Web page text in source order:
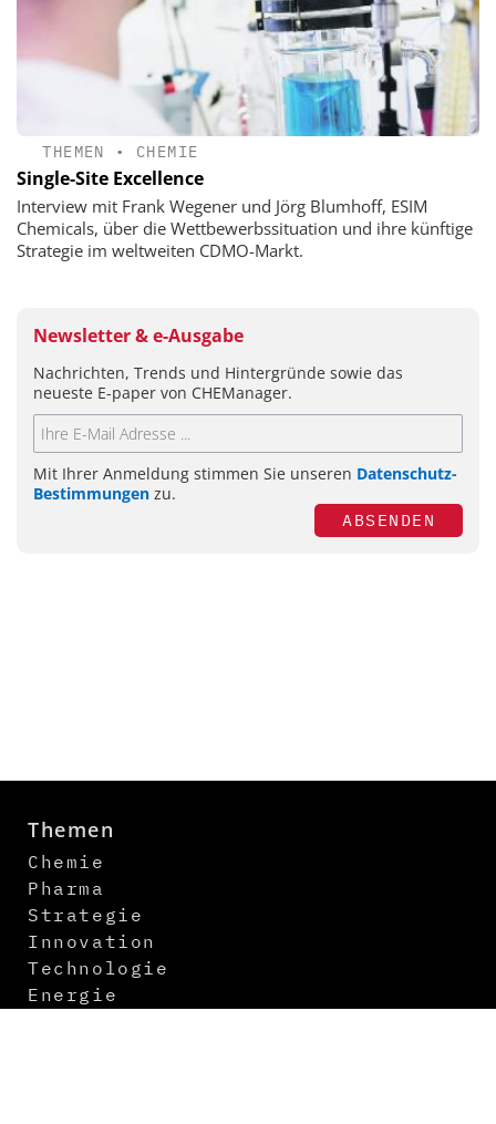
THEMEN • CHEMIE
Single-Site Excellence
Interview mit Frank Wegener und Jörg Blumhoff, ESIM
Chemicals, über die Wettbewerbssituation und ihre künftige
Strategie im weltweiten CDMO-Markt.
Newsletter & e-Ausgabe
Nachrichten, Trends und Hintergründe sowie das
neueste E-paper von CHEManager.
Mit Ihrer Anmeldung stimmen Sie unseren Datenschutz-
Bestimmungen zu.
ABSENDEN
Themen
Chemie
Pharma
Strategie
Innovation
Technologie
Energie